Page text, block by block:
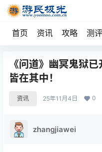
首页 资讯 攻略 测评
《问道》幽冥鬼狱
皆在其中！
资讯 25年11月4日 0
zhangjiawei